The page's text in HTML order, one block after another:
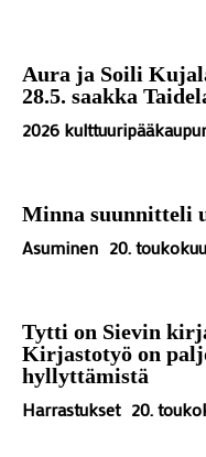
Aura ja Soili
28.5. saakka
2026
Minna suunnitteli
Asuminen 20.
Tytti on Sievin
Kirjastotyö on
hyllyttämistä
Harrastukset 20.